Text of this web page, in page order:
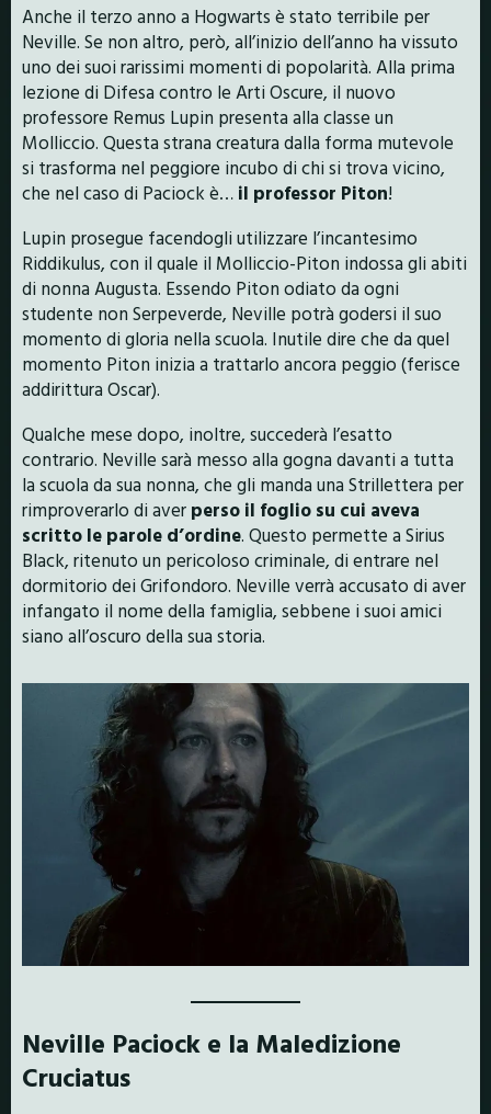
Anche il terzo anno a Hogwarts è stato terribile per
Neville. Se non altro, però, all’inizio dell’anno ha vissuto
uno dei suoi rarissimi momenti di popolarità. Alla prima
lezione di Difesa contro le Arti Oscure, il nuovo
professore Remus Lupin presenta alla classe un
Molliccio. Questa strana creatura dalla forma mutevole
si trasforma nel peggiore incubo di chi si trova vicino,
che nel caso di Paciock è… il professor Piton!
Lupin prosegue facendogli utilizzare l’incantesimo
Riddikulus, con il quale il Molliccio-Piton indossa gli abiti
di nonna Augusta. Essendo Piton odiato da ogni
studente non Serpeverde, Neville potrà godersi il suo
momento di gloria nella scuola. Inutile dire che da quel
momento Piton inizia a trattarlo ancora peggio (ferisce
addirittura Oscar).
Qualche mese dopo, inoltre, succederà l’esatto
contrario. Neville sarà messo alla gogna davanti a tutta
la scuola da sua nonna, che gli manda una Strillettera per
rimproverarlo di aver perso il foglio su cui aveva
scritto le parole d’ordine. Questo permette a Sirius
Black, ritenuto un pericoloso criminale, di entrare nel
dormitorio dei Grifondoro. Neville verrà accusato di aver
infangato il nome della famiglia, sebbene i suoi amici
siano all’oscuro della sua storia.
Neville Paciock e la Maledizione
Cruciatus